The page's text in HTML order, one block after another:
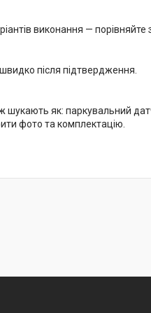
виконання —
після підтвердження.
як: паркувальний
фото та комплектацію.